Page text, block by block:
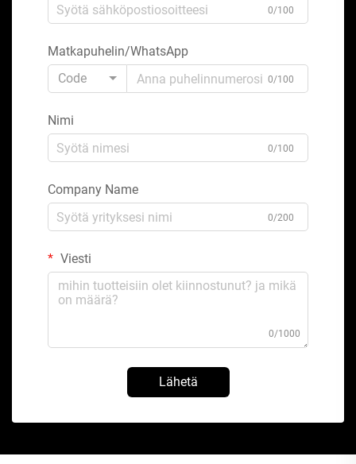
0/100
Matkapuhelin/WhatsApp
Code
0/100
Nimi
0/100
Company Name
0/200
Viesti
0/1000
Lähetä